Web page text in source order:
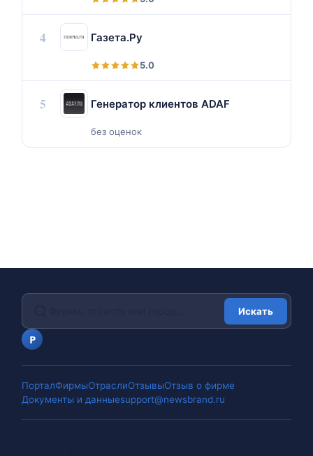
4 Газета.Ру
5.0
5 Генератор клиентов ADAF
без оценок
P
Искать
ПорталФирмыОтраслиОтзывыОтзыв о фирме
Документы и данныеsupport@newsbrand.ru